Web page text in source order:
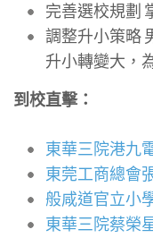
完善選校規劃
調整升小策略
升小轉變大，
到校直擊：
東華三院港九
東莞工商總會
般咸道官立小
東華三院蔡榮